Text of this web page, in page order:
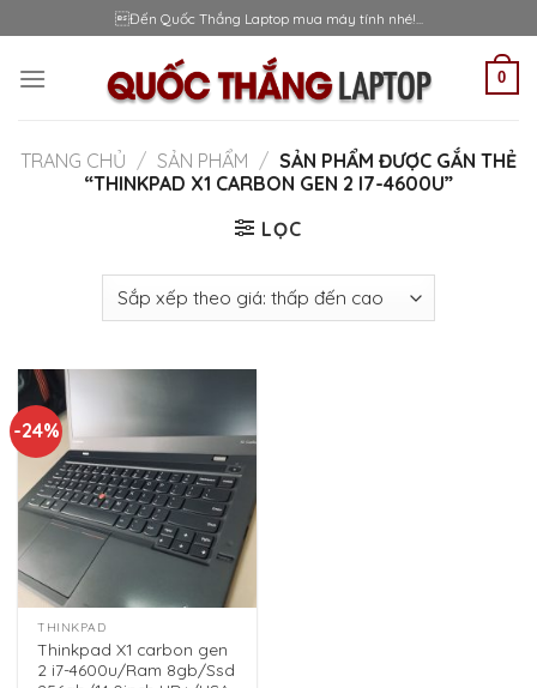
to
content
Đến Quốc Thắng Laptop mua máy tính nhé!...
0
TRANG CHỦ / SẢN PHẨM / SẢN PHẨM ĐƯỢC GẮN THẺ
“THINKPAD X1 CARBON GEN 2 I7-4600U”
LỌC
-24%
THINKPAD
Thinkpad X1 carbon gen
2 i7-4600u/Ram 8gb/Ssd